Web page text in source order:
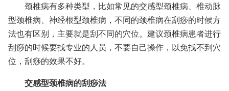
颈椎病有多种类型，比如常见的交感型颈椎病、椎动脉
型颈椎病、神经根型颈椎病，不同的颈椎病在刮痧的时候方
法也有区别，主要就是刮不同的穴位。建议颈椎病患者进行
刮痧的时候要找专业的人员，不要自己操作，以免找不到穴
位，刮痧的效果不好。
交感型颈椎病的刮痧法